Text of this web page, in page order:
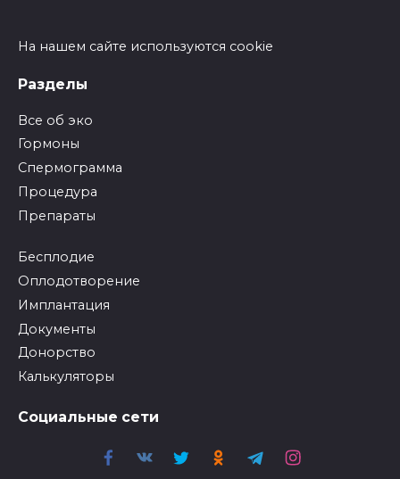
На нашем сайте используются cookie
Разделы
Все об эко
Гормоны
Спермограмма
Процедура
Препараты
Бесплодие
Оплодотворение
Имплантация
Документы
Донорство
Калькуляторы
Социальные сети